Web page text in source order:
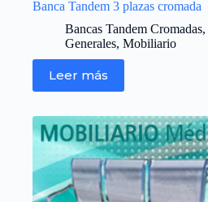
Banca Tandem 3 plazas cromada
Bancas Tandem Cromadas,
Generales, Mobiliario
Leer más